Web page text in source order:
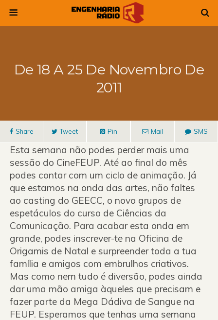
De 18 A 25 De Novembro De
2011
Share Tweet Pin Mail SMS
Esta semana não podes perder mais uma
sessão do CineFEUP. Até ao final do mês
podes contar com um ciclo de animação. Já
que estamos na onda das artes, não faltes
ao casting do GEECC, o novo grupos de
espetáculos do curso de Ciências da
Comunicação. Para acabar esta onda em
grande, podes inscrever-te na Oficina de
Origamis de Natal e surpreender toda a tua
família e amigos com embrulhos criativos.
Mas como nem tudo é diversão, podes ainda
dar uma mão amiga àqueles que precisam e
fazer parte da Mega Dádiva de Sangue na
FEUP. Esperamos que tenhas uma semana